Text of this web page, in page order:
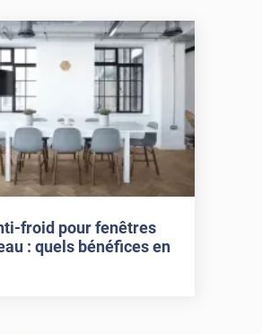
froid pour fenêtres
: quels bénéfices en